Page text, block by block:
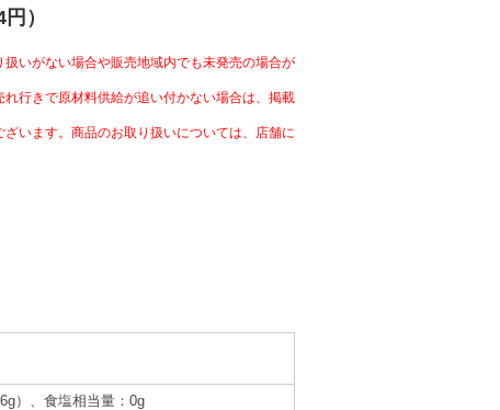
）
いがない場合や販売地域内でも未発売の場合が
れ行きで原材料供給が追い付かない場合は、掲載
います。商品のお取り扱いについては、店舗に
）、食塩相当量：0g